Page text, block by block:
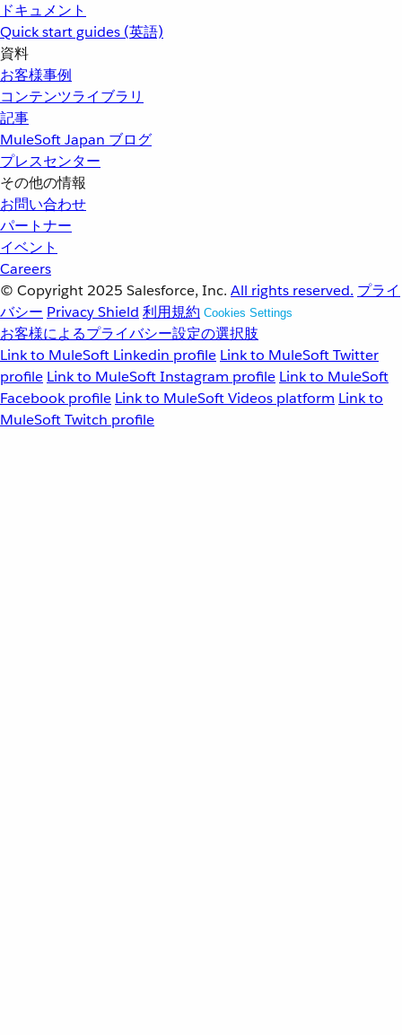
ドキュメント
Quick start guides (英語)
資料
お客様事例
コンテンツライブラリ
記事
MuleSoft Japan ブログ
プレスセンター
その他の情報
お問い合わせ
パートナー
イベント
Careers
© Copyright 2025 Salesforce, Inc. All rights reserved. プライ
バシー Privacy Shield 利用規約 Cookies Settings
お客様によるプライバシー設定の選択肢
Link to MuleSoft Linkedin profile Link to MuleSoft Twitter
profile Link to MuleSoft Instagram profile Link to MuleSoft
Facebook profile Link to MuleSoft Videos platform Link to
MuleSoft Twitch profile